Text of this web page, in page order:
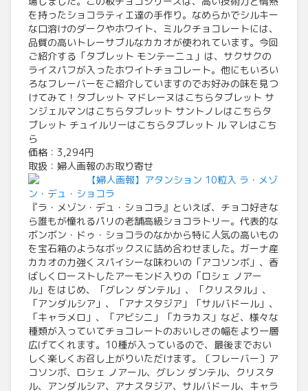
を持ったショコラティエ達の手作り。なめらかでシルキー
な口溶けのダークやホワイト、ミルクチョコレートには、
品質の高いトレーサブルなカカオが使われています。今回
ご紹介する「タブレット モンテーニュ」は、サクサクの
ライスパフが入ったホワイトチョコレート。他にもいろい
ろなフレーバーをご紹介していますのでお好みの味を見つ
けてみて！タブレット マドレーヌはこちらタブレット サ
ンジェルマンはこちらタブレット サントノレはこちらタ
ブレット チュイルリーはこちらタブレット ル マレはこち
ら
価格：3,294円
取扱：婦人画報のお取り寄せ
【婦人画報】アタンション 10粒入 ラ・メゾ
ン・デュ・ショコラ
『ラ・メゾン・デュ・ショコラ』といえば、チョコ好きな
ら誰もが憧れるパリの老舗高級ショコラトリー。代表的な
ボンボン・ドゥ・ショコラのなかから特に人気の高いもの
を宝石箱のようなボックスに詰め合わせました。ガーナ産
カカオの力強くスパイシーな味わいの「アコソンボ」、香
ばしくローストしたアーモンド入りの「ロシェ ノアー
ル」をはじめ、「グレン ダンテル」、「クリスタル」、
「アンダルシア」、「アナスタジア」「サルバドール」、
「キャラメロ」、「アビシニ」「カラカス」など、様々な
種類が入っていてチョコレートのおいしさの幅をより一層
広げてくれます。10種が入っているので、最後までおい
しく楽しくお召し上がりいただけます。〔フレーバー〕ア
コソンボ、ロシェ ノアール、グレン ダンテル、クリスタ
ル、アンダルシア、アナスタジア、サルバドール、キャラ